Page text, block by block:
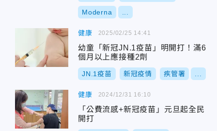
Moderna
健康
幼童「新冠JN.1疫苗」明開打！滿6
個月以上應接種2劑
JN.1疫苗 新冠疫情 疾管署
2025/02/25 14:41
健康
「公費流感+新冠疫苗」元旦起全民
開打
2024/12/31 16:10